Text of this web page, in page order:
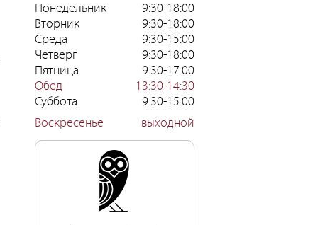
Понедельник
9:30-18:00
Вторник
9:30-18:00
Среда
9:30-15:00
Четверг
9:30-18:00
Пятница
9:30-17:00
Обед
13:30-14:30
Суббота
9:30-15:00
Воскресенье
выходной